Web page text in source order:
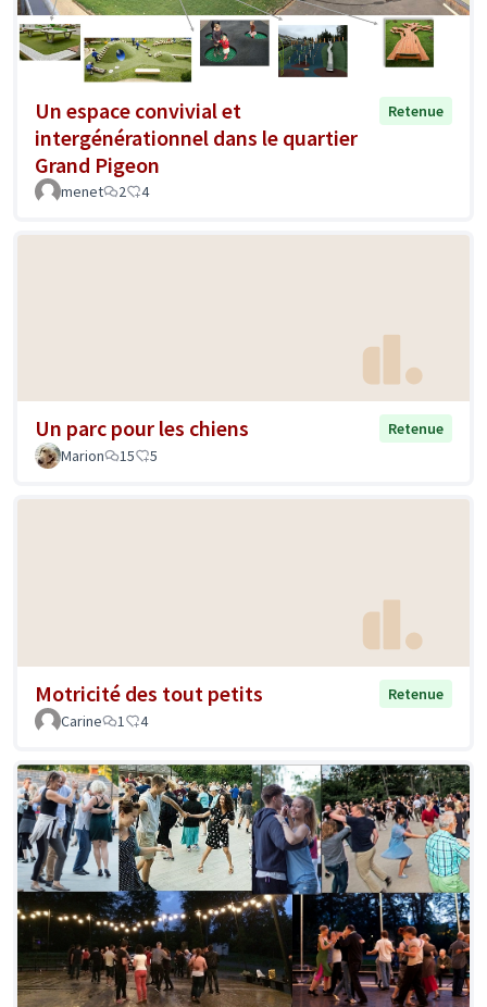
Un espace convivial et
intergénérationnel dans le quartier
Grand Pigeon
Retenue
menet 2 4
Un parc pour les chiens
Retenue
Marion
15 5
Motricité des tout petits
Retenue
Carine
1 4